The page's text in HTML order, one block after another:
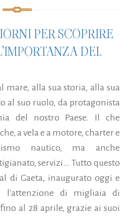
PER SCOPRIRE
DEL
mare, alla sua storia, alla sua
al suo ruolo, da protagonista
del nostro Paese. Il che
a vela e a motore, charter e
nautico, ma anche
servizi… Tutto questo
di Gaeta, inaugurato oggi e
l'attenzione di migliaia di
al 28 aprile, grazie ai suoi